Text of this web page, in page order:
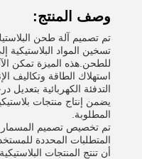
وصف المنتج:
تم تصميم آلة طحن
تسخين المواد البلاستيكية
للطحن.هذه الميزة تمكن
استهلاك الطاقة وتكاليف
التدفئة الكهربائية
يضمن إنتاج منتجات
المطلوبة.
تم تخصيص تصميم المسمار
المتطلبات المحددة
أن تنتج المنتجات